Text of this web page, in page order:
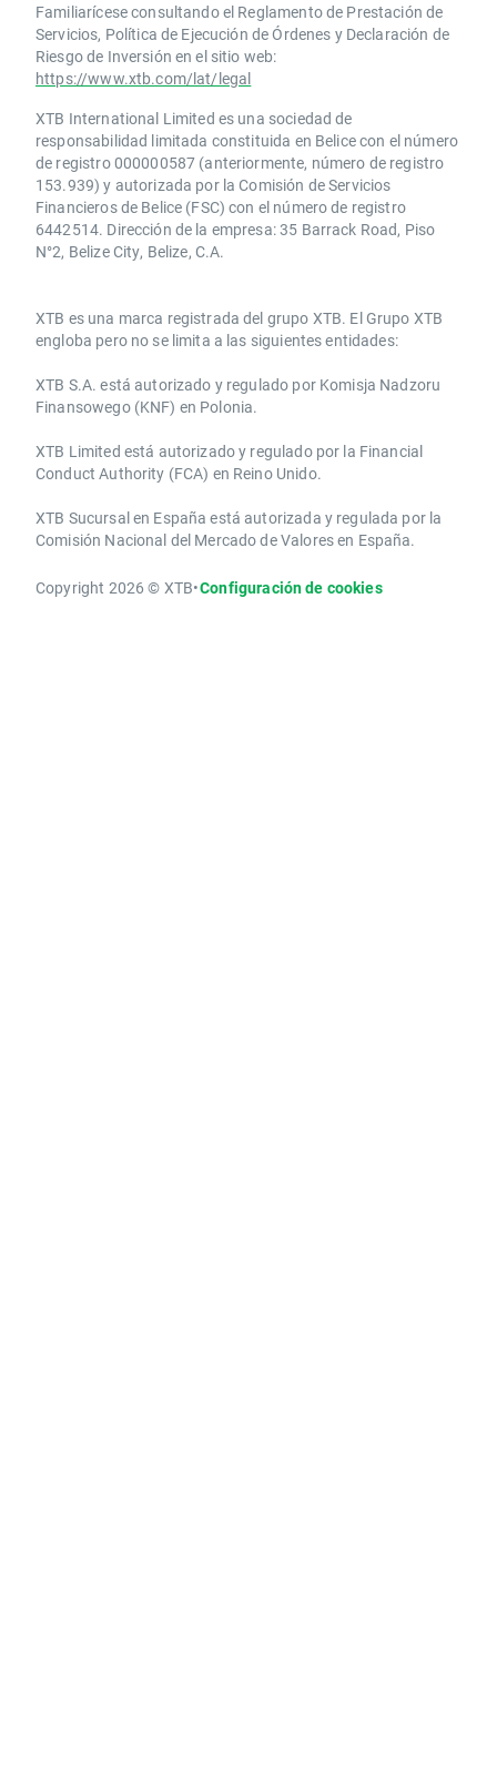
Familiarícese consultando el Reglamento de Prestación de
Servicios, Política de Ejecución de Órdenes y Declaración de
Riesgo de Inversión en el sitio web:
https://www.xtb.com/lat/legal
XTB International Limited es una sociedad de
responsabilidad limitada constituida en Belice con el número
de registro 000000587 (anteriormente, número de registro
153.939) y autorizada por la Comisión de Servicios
Financieros de Belice (FSC) con el número de registro
6442514. Dirección de la empresa: 35 Barrack Road, Piso
N°2, Belize City, Belize, C.A.
​​XTB es una marca registrada del grupo XTB. El Grupo XTB
engloba pero no se limita a las siguientes entidades:
XTB S.A.​ está autorizado y regulado por Komisja Nadzoru
Finansowego (KNF) ​en Polonia.
XTB Limited ​está autorizado y regulado por la ​Financial
Conduct Authority ​(FCA) en ​​Reino Unido.
XTB Sucursal en España está autorizada y regulada por la
Comisión Nacional del Mercado de Valores en España.
Copyright 2026 © XTB•Configuración de cookies